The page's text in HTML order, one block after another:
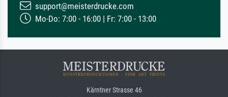
support@meisterdrucke.com
Mo-Do: 7:00 - 16:00 | Fr: 7:00 - 13:00
Kärntner Strasse 46